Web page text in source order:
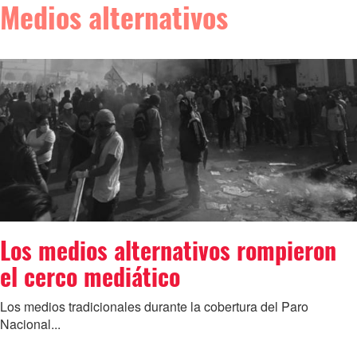
Medios alternativos
Los medios alternativos rompieron
el cerco mediático
Los medios tradicionales durante la cobertura del Paro
Nacional...